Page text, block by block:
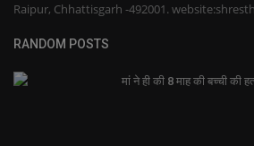
Raipur, Chhattisgarh -492001.
RANDOM POSTS
मां ने ही की 8 माह की बच्ची की